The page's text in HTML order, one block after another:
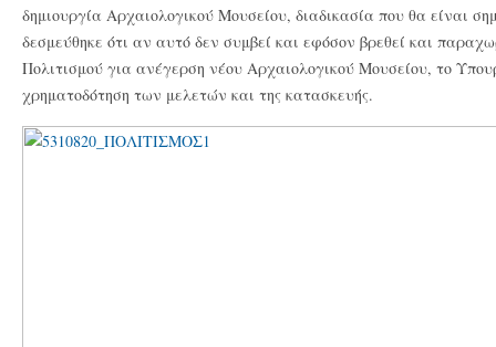
δημιουργία Αρχαιολογικού Μουσείου, διαδικασία που θα είναι
δεσμεύθηκε ότι αν αυτό δεν συμβεί και εφόσον βρεθεί και
Πολιτισμού για ανέγερση νέου Αρχαιολογικού Μουσείου, το
χρηματοδότηση των μελετών και της κατασκευής.